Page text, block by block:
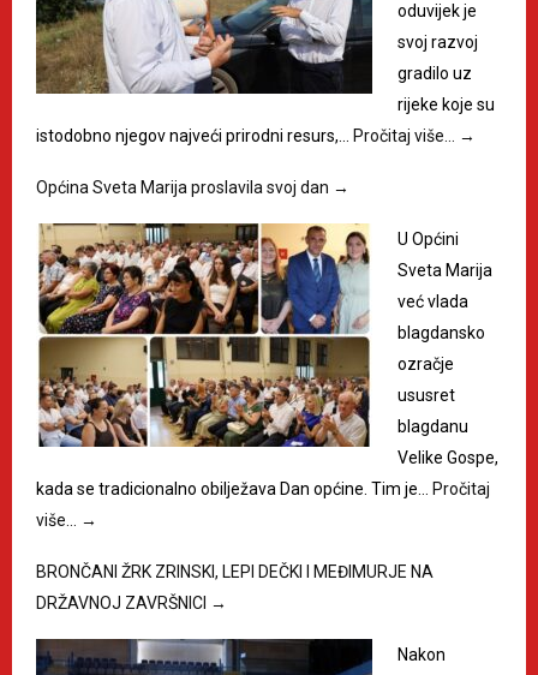
oduvijek je
svoj razvoj
gradilo uz
rijeke koje su
istodobno njegov najveći prirodni resurs,…
Pročitaj više… →
Općina Sveta Marija proslavila svoj dan →
U Općini
Sveta Marija
već vlada
blagdansko
ozračje
ususret
blagdanu
Velike Gospe,
kada se tradicionalno obilježava Dan općine. Tim je…
Pročitaj
više…
→
BRONČANI ŽRK ZRINSKI, LEPI DEČKI I MEĐIMURJE NA
DRŽAVNOJ ZAVRŠNICI →
Nakon